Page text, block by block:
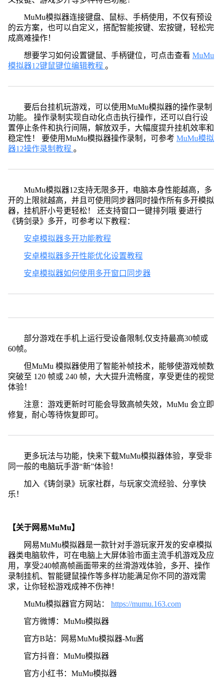
MuMu模拟器连接键盘、鼠标、手柄使用，不仅有预设
的云方案，也可以自定义，搭配智能按键、宏按键，轻松完
成高难操作！
想要学习如何设置键鼠、手柄键位，可点击查看 MuMu
模拟器12键鼠键位编辑教程 。
要后台挂机玩游戏，可以使用MuMu模拟器的操作录制
功能。 操作录制实现自动化点击执行操作，还可以自行设
置停止条件和执行间隔，解放双手，大幅度提升挂机效率和
稳定性！ 要使用MuMu模拟器操作录制，可参考 MuMu模拟
器12操作录制教程 。
MuMu模拟器12支持无限多开，电脑本身性能越高，多
开的上限就越高，并且可使用同步器同时操作所有多开模拟
器，挂机肝小号更轻松！ 还支持窗口一键排列哦 要进行
《铸剑录》多开，可参考以下教程：
安卓模拟器多开功能教程
安卓模拟器多开性能优化设置教程
安卓模拟器如何使用多开窗口同步器
部分游戏在手机上运行受设备限制,仅支持最高30帧或
60帧。
但MuMu 模拟器使用了智能补帧技术，能够使游戏帧数
突破至 120 帧或 240 帧，大大提升流畅度，享受更佳的视觉
体验！
注意：游戏更新时可能会导致高帧失效，MuMu 会立即
修复，耐心等待恢复即可。
更多玩法与功能，快来下载MuMu模拟器体验，享受非
同一般的电脑玩手游“新”体验！
加入《铸剑录》玩家社群，与玩家交流经验、分享快
乐！
【关于网易MuMu】
网易MuMu模拟器是一款针对手游玩家开发的安卓模拟
器类电脑软件，可在电脑上大屏体验市面主流手机游戏及应
用，享受240帧高帧画面带来的丝滑游戏体验，多开、操作
录制挂机、智能键鼠操作等多样功能满足你不同的游戏需
求，让你轻松游戏成神不伤神！
MuMu模拟器官方网站： https://mumu.163.com
官方微博：MuMu模拟器
官方B站：网易MuMu模拟器-Mu酱
官方抖音：MuMu模拟器
官方小红书：MuMu模拟器